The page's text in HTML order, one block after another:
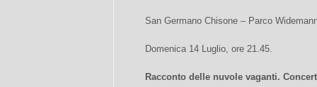
San Germano Chisone – Parco
Domenica 14 Luglio, ore 21.45.
Racconto delle nuvole vaganti.